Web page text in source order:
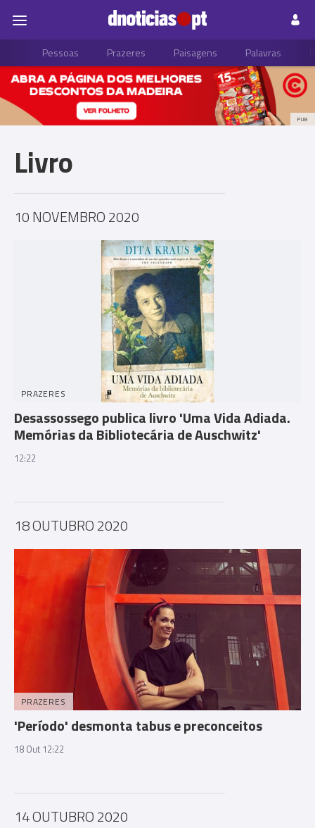
Pessoas Prazeres Paisagens Palavras
PUB
Livro
10 NOVEMBRO 2020
PRAZERES
Desassossego publica livro 'Uma Vida Adiada.
Memórias da Bibliotecária de Auschwitz'
12:22
18 OUTUBRO 2020
PRAZERES
'Período' desmonta tabus e preconceitos
18 Out 12:22
14 OUTUBRO 2020